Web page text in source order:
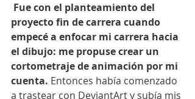
Fue con el planteamiento del
proyecto fin de carrera cuando
empecé a enfocar mi carrera hacia
el dibujo: me propuse crear un
cortometraje de animación por mi
cuenta. Entonces había comenzado
a trastear con DeviantArt y subía mis